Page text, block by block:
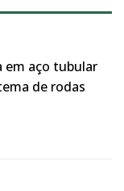
em aço tubular
de rodas